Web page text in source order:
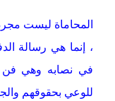
المحاماة ليست
، إنما هي رسالة
في نصابه وهي فن
للوعي بحقوقهم